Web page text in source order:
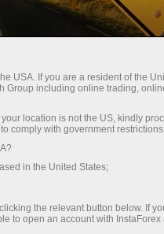
সত্যিকারের
ও কমিশন এবং
যায়
USA. If you are a resident of the
Group including online trading,
location is not the US, kindly
comply with government
in the United States;
the relevant button below. If
to open an account with InstaForex